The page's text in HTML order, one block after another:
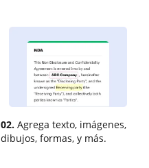
02. Agrega texto, imágenes,
dibujos, formas, y más.